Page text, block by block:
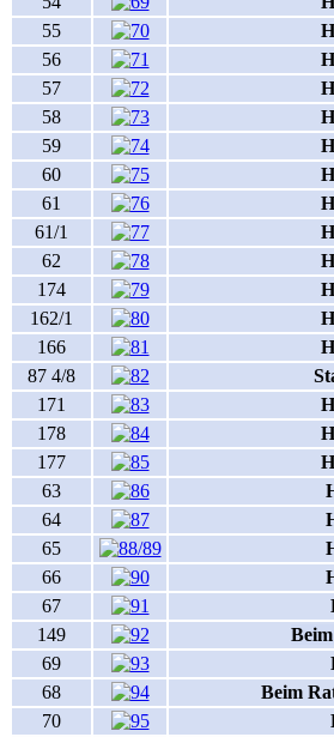
55
56
57
58
59
60
61
61/1
62
174
162/1
166
87 4/8
171
178
177
63
64
65
66
67
149
69
68
Beim
70